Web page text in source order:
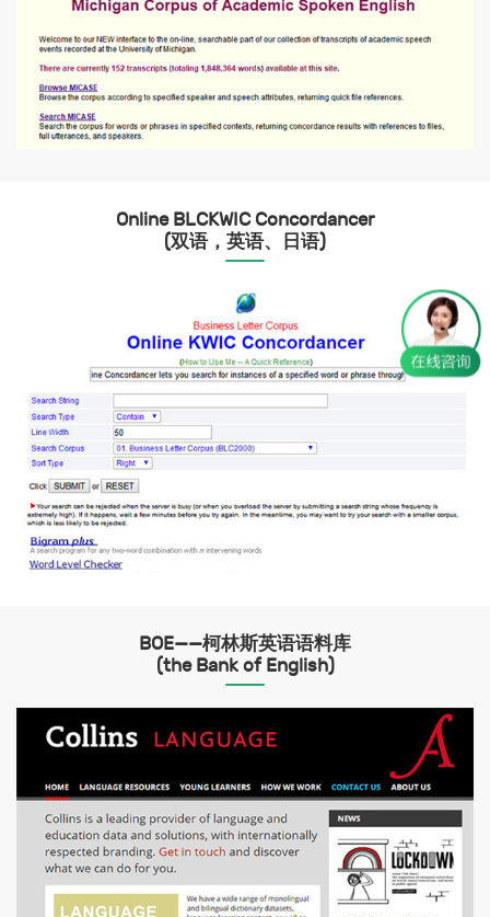
Online BLCKWIC Concordancer
(双语，英语、日语)
BOE——柯林斯英语语料库
(the Bank of English)